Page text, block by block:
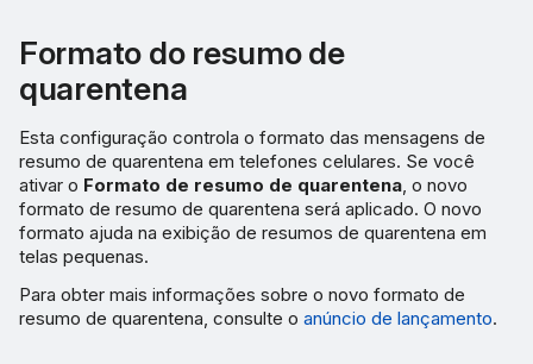
Verificação SPF de
endereço não alinhado
Verificação SPF do
domínio do envelope
Cópia da mensagem relatada
Formato do resumo de
quarentena
Esta configuração controla o formato das mensagens de
resumo de quarentena em telefones celulares. Se você
ativar o Formato de resumo de quarentena, o novo
formato de resumo de quarentena será aplicado. O novo
formato ajuda na exibição de resumos de quarentena em
telas pequenas.
Para obter mais informações sobre o novo formato de
resumo de quarentena, consulte o anúncio de lançamento.